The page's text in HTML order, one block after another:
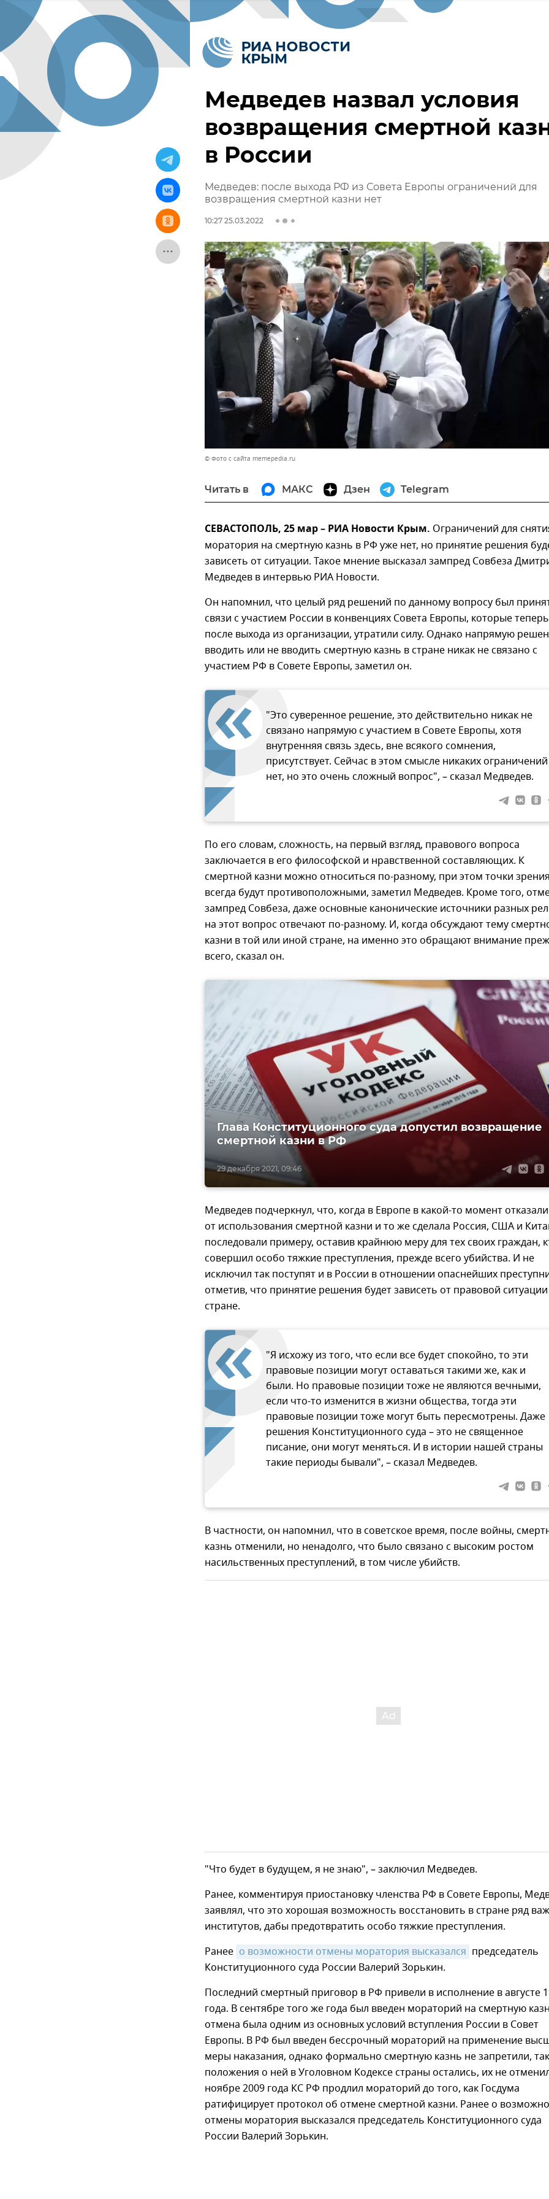
Медведев назвал условия
возвращения смертной
в России
Медведев: после выхода РФ из Совета Европы ограничений для
возвращения смертной казни нет
10:27 25.03.2022
© Фото с сайта memepedia.ru
Читать в МАКС Дзен Telegram
СЕВАСТОПОЛЬ, 25 мар – РИА Новости Крым. Ограничений для
моратория на смертную казнь в РФ уже нет, но принятие решения
зависеть от ситуации. Такое мнение высказал зампред Совбеза
Медведев в интервью РИА Новости.
Он напомнил, что целый ряд решений по данному вопросу был
связи с участием России в конвенциях Совета Европы, которые
после выхода из организации, утратили силу. Однако напрямую
вводить или не вводить смертную казнь в стране никак не связано с
участием РФ в Совете Европы, заметил он.
"Это суверенное решение, это действительно никак не
связано напрямую с участием в Совете Европы, хотя
внутренняя связь здесь, вне всякого сомнения,
присутствует. Сейчас в этом смысле никаких ограничений
нет, но это очень сложный вопрос", – сказал Медведев.
По его словам, сложность, на первый взгляд, правового вопроса
заключается в его философской и нравственной составляющих. К
смертной казни можно относиться по-разному, при этом точки
всегда будут противоположными, заметил Медведев. Кроме того,
зампред Совбеза, даже основные канонические источники разных
на этот вопрос отвечают по-разному. И, когда обсуждают тему
казни в той или иной стране, на именно это обращают внимание
всего, сказал он.
29 декабря 2021, 09:46
Глава Конституционного суда допустил возвращение
смертной казни в РФ
Медведев подчеркнул, что, когда в Европе в какой-то момент
от использования смертной казни и то же сделала Россия, США и
последовали примеру, оставив крайнюю меру для тех своих граждан,
совершил особо тяжкие преступления, прежде всего убийства. И не
исключил так поступят и в России в отношении опаснейших
отметив, что принятие решения будет зависеть от правовой
стране.
"Я исхожу из того, что если все будет спокойно, то эти
правовые позиции могут оставаться такими же, как и
были. Но правовые позиции тоже не являются вечными,
если что-то изменится в жизни общества, тогда эти
правовые позиции тоже могут быть пересмотрены. Даже
решения Конституционного суда – это не священное
писание, они могут меняться. И в истории нашей страны
такие периоды бывали", – сказал Медведев.
В частности, он напомнил, что в советское время, после войны,
казнь отменили, но ненадолго, что было связано с высоким ростом
насильственных преступлений, в том числе убийств.
"Что будет в будущем, я не знаю", – заключил Медведев.
Ранее, комментируя приостановку членства РФ в Совете Европы,
заявлял, что это хорошая возможность восстановить в стране ряд
институтов, дабы предотвратить особо тяжкие преступления.
Ранее о возможности отмены моратория высказался председатель
Конституционного суда России Валерий Зорькин.
Последний смертный приговор в РФ привели в исполнение в августе
года. В сентябре того же года был введен мораторий на смертную
отмена была одним из основных условий вступления России в Совет
Европы. В РФ был введен бессрочный мораторий на применение
меры наказания, однако формально смертную казнь не запретили,
положения о ней в Уголовном Кодексе страны остались, их не
ноябре 2009 года КС РФ продлил мораторий до того, как Госдума
ратифицирует протокол об отмене смертной казни. Ранее о
отмены моратория высказался председатель Конституционного суда
России Валерий Зорькин.